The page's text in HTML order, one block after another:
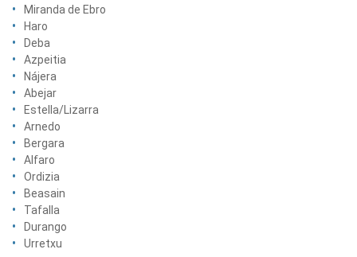
Miranda de Ebro
Haro
Deba
Azpeitia
Nájera
Abejar
Estella/Lizarra
Arnedo
Bergara
Alfaro
Ordizia
Beasain
Tafalla
Durango
Urretxu